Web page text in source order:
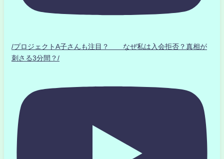
/プロジェクトA子さんも注目？ なぜ私は入会拒否？真相が
刺さる3分間？/